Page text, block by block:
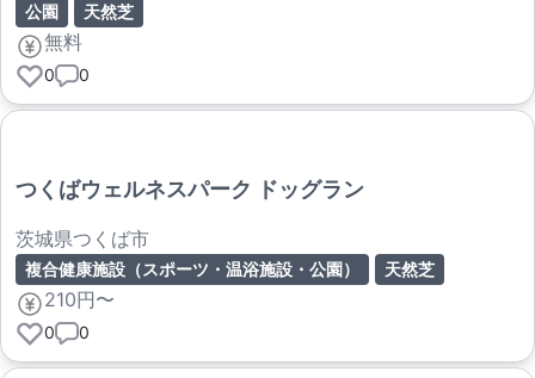
公園 天然芝
無料
0 0
つくばウェルネスパーク ドッグラン
茨城県つくば市
複合健康施設（スポーツ・温浴施設・公園） 天然芝
210円〜
0 0